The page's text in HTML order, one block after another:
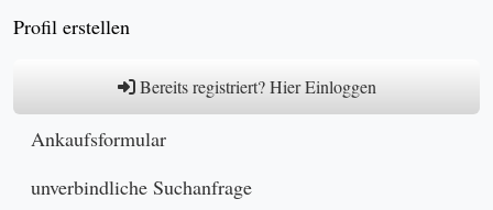
Profil erstellen
Bereits registriert? Hier Einloggen
Ankaufsformular
unverbindliche Suchanfrage